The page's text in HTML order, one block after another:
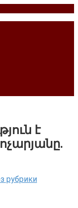
է
рубрики